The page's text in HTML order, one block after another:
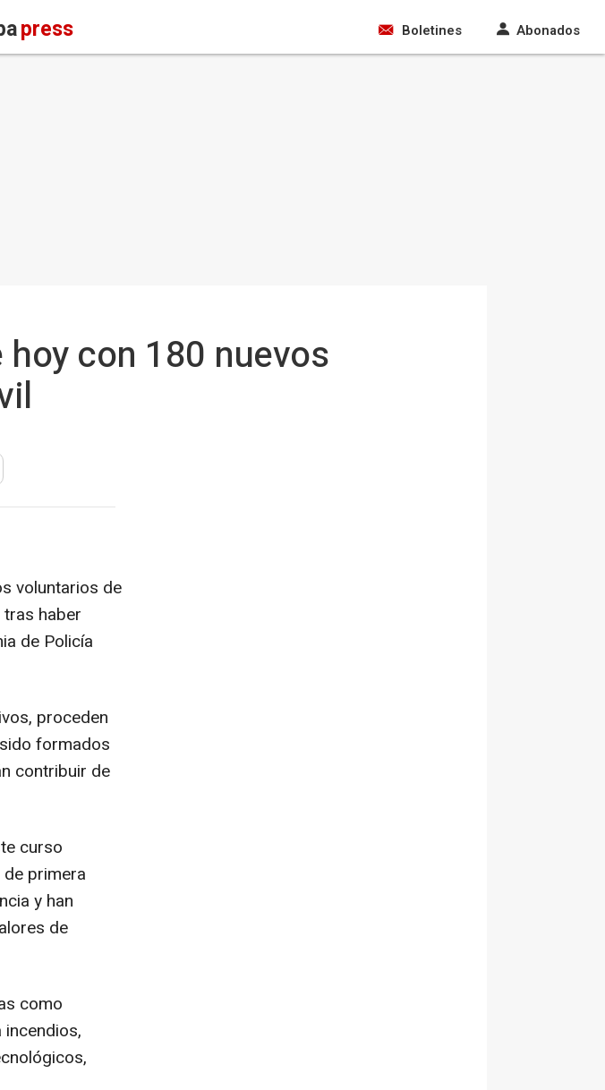
press Boletines Abonados
con 180 nuevos
voluntarios de
haber
de Policía
proceden
formados
contribuir de
curso
primera
y han
de
como